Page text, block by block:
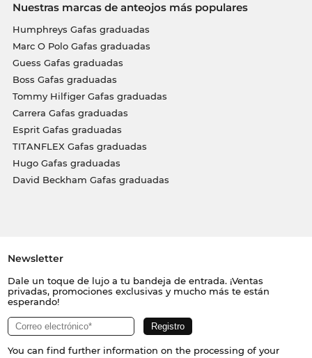
Nuestras marcas de anteojos más populares
Humphreys Gafas graduadas
Marc O Polo Gafas graduadas
Guess Gafas graduadas
Boss Gafas graduadas
Tommy Hilfiger Gafas graduadas
Carrera Gafas graduadas
Esprit Gafas graduadas
TITANFLEX Gafas graduadas
Hugo Gafas graduadas
David Beckham Gafas graduadas
Newsletter
Dale un toque de lujo a tu bandeja de entrada. ¡Ventas
privadas, promociones exclusivas y mucho más te están
esperando!
You can find further information on the processing of your